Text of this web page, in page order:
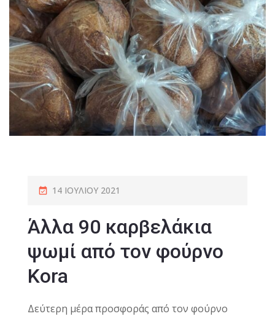
14 ΙΟΥΛΊΟΥ 2021
Άλλα 90 καρβελάκια
ψωμί από τον φούρνο
Kora
Δεύτερη μέρα προσφοράς από τον φούρνο